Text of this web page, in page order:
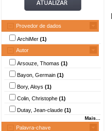
Provedor de dados
ArchiMer (1)
Autor
Arsouze, Thomas (1)
Bayon, Germain (1)
Bory, Aloys (1)
Colin, Christophe (1)
Dutay, Jean-claude (1)
Mais...
Palavra-chave